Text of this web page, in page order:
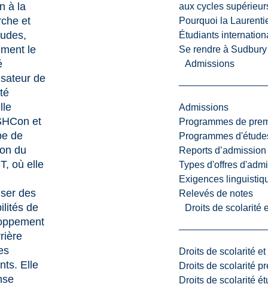
aux cycles
Pourquoi la
Étudiants
Se rendre à Sudbury
Admissions
Admissions
Programmes de
Programmes
Reports d’admission
Types d'offres
Exigences
Relevés de notes
Droits de scolarité
Droits de scolarité
Droits de scolarité
Droits de scolarité
à la
et
le
de
et
de
du
où elle
des
de
Elle